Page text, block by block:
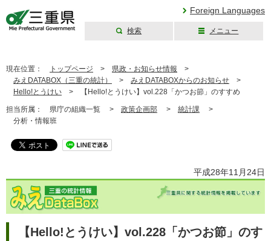
Foreign Languages
検索 メニュー
現在位置： トップページ > 県政・お知らせ情報 >
みえDATABOX（三重の統計）
> みえDATABOXからのお知らせ >
Hello!とうけい > 【Hello!とうけい】vol.228「かつお節」のすすめ
担当所属： 県庁の組織一覧 > 政策企画部 > 統計課 >
分析・情報班
平成28年11月24日
【Hello!とうけい】vol.228「かつお節」のす